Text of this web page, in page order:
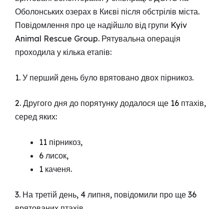
Оболонських озерах в Києві після обстрілів міста.
Повідомлення про це надійшло від групи Kyiv
Animal Rescue Group. Рятувальна операція
проходила у кілька етапів:
1. У перший день було врятовано двох пірникоз.
2. Другого дня до порятунку додалося ще 16 птахів,
серед яких:
11 пірникоз,
6 лисок,
1 каченя.
3. На третій день, 4 липня, повідомили про ще 36